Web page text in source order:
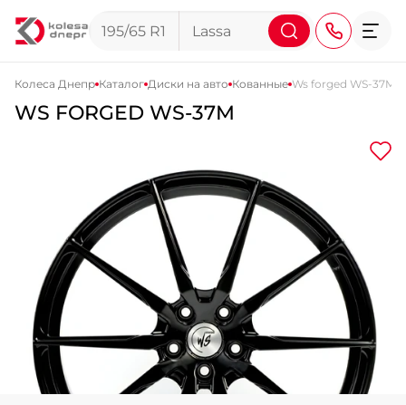
+38 (067) 113-44-44
+38 (095) 276-44-44
+38 (067) 911-14-14
- на Щепкина
+38 (098) 911-911-0
- на Тополе
+38 (098) 911-911-4
- на Калиновой
+38 (077) 7-184-184
Колеса Днепр Каталог Диски на авто Кованные Ws forged WS-37M
WS FORGED WS-37M